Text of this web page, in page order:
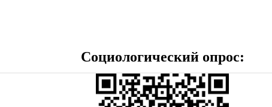
Социологический опрос: